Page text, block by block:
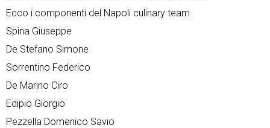
Ecco i componenti del Napoli culinary team
Spina Giuseppe
De Stefano Simone
Sorrentino Federico
De Marino Ciro
Edipio Giorgio
Pezzella Domenico Savio